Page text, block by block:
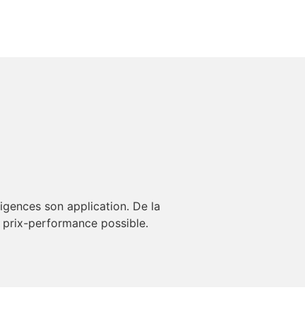
son application. De la
performance possible.